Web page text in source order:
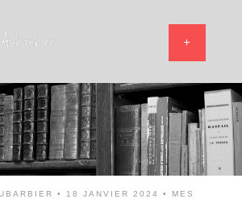
• 18 JANVIER 2024 •
MES